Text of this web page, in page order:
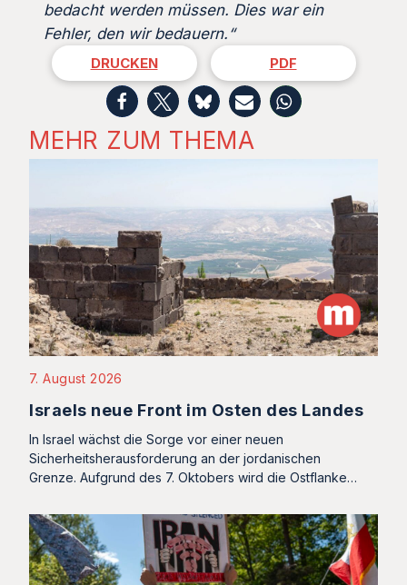
bedacht werden müssen. Dies war ein
Fehler, den wir bedauern.“
DRUCKEN PDF
MEHR ZUM THEMA
7. August 2026
Israels neue Front im Osten des Landes
In Israel wächst die Sorge vor einer neuen
Sicherheitsherausforderung an der jordanischen
Grenze. Aufgrund des 7. Oktobers wird die Ostflanke…